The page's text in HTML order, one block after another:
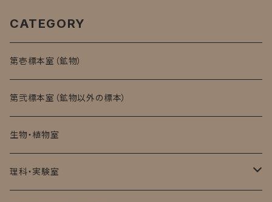
CATEGORY
第壱標本室（鉱物）
第弐標本室（鉱物以外の標本）
生物・植物室
理科・実験室